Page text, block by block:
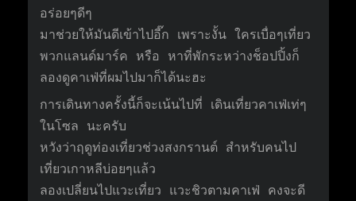
อร่อยๆดีๆ
มาช่วยให้มันดีเข้าไปอี๊ก เพราะงั้น ใครเบื่อๆเที่ยว
พวกแลนด์มาร์ค หรือ หาที่พักระหว่างช็อปปิ้งก็
ลองดูคาเฟ่ที่ผมไปมาก็ได้นะฮะ
การเดินทางครั้งนี้ก็จะเน้นไปที่ เดินเที่ยวคาเฟ่เท่ๆ
ในโซล นะครับ
หวังว่าฤดูท่องเที่ยวช่วงสงกรานต์ สำหรับคนไป
เที่ยวเกาหลีบ่อยๆแล้ว
ลองเปลี่ยนไปแวะเที่ยว แวะชิวตามคาเฟ่ คงจะดี